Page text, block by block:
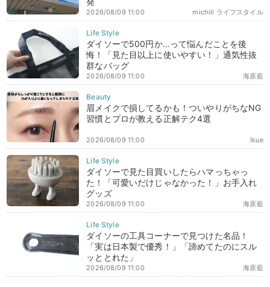
michill ライフスタイル
2026/08/09 11:00
ダイソーで500円か…って悩んだことを後
悔！「見た目以上に使いやすい！」通気性抜
群なバッグ
海原藍
2026/08/09 11:00
眉メイクで損してるかも！ついやりがちなNG
習慣とプロが教える正解テク4選
Ikue
2026/08/09 11:00
ダイソーで見た目買いしたらハマっちゃっ
た！「可愛いだけじゃなかった！」お手入れ
グッズ
海原藍
2026/08/09 11:00
ダイソーの工具コーナーで見つけた名品！
「実は日本製で優秀！」「諦めてたのにスル
ッととれた」
海原藍
2026/08/09 11:00